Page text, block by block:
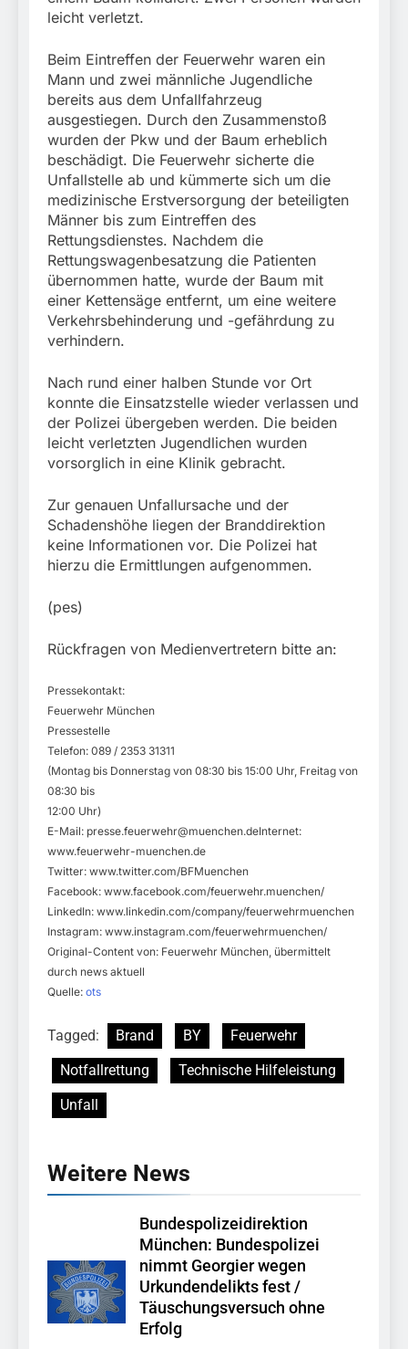
leicht verletzt.
Beim Eintreffen der Feuerwehr waren ein
Mann und zwei männliche Jugendliche
bereits aus dem Unfallfahrzeug
ausgestiegen. Durch den Zusammenstoß
wurden der Pkw und der Baum erheblich
beschädigt. Die Feuerwehr sicherte die
Unfallstelle ab und kümmerte sich um die
medizinische Erstversorgung der beteiligten
Männer bis zum Eintreffen des
Rettungsdienstes. Nachdem die
Rettungswagenbesatzung die Patienten
übernommen hatte, wurde der Baum mit
einer Kettensäge entfernt, um eine weitere
Verkehrsbehinderung und -gefährdung zu
verhindern.
Nach rund einer halben Stunde vor Ort
konnte die Einsatzstelle wieder verlassen und
der Polizei übergeben werden. Die beiden
leicht verletzten Jugendlichen wurden
vorsorglich in eine Klinik gebracht.
Zur genauen Unfallursache und der
Schadenshöhe liegen der Branddirektion
keine Informationen vor. Die Polizei hat
hierzu die Ermittlungen aufgenommen.
(pes)
Rückfragen von Medienvertretern bitte an:
Pressekontakt:
Feuerwehr München
Pressestelle
Telefon: 089 / 2353 31311
(Montag bis Donnerstag von 08:30 bis 15:00 Uhr, Freitag von
08:30 bis
12:00 Uhr)
E-Mail: presse.feuerwehr@muenchen.deInternet:
www.feuerwehr-muenchen.de
Twitter: www.twitter.com/BFMuenchen
Facebook: www.facebook.com/feuerwehr.muenchen/
LinkedIn: www.linkedin.com/company/feuerwehrmuenchen
Instagram: www.instagram.com/feuerwehrmuenchen/
Original-Content von: Feuerwehr München, übermittelt
durch news aktuell
Quelle: ots
Tagged: Brand BY
Feuerwehr
Notfallrettung
Technische Hilfeleistung
Unfall
Weitere News
Bundespolizeidirektion
München: Bundespolizei
nimmt Georgier wegen
Urkundendelikts fest /
Täuschungsversuch ohne
Erfolg